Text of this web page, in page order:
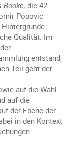
Booke, die 42
Popovic
Qualität. Im
entstand,
Teil geht der
auf die Wahl
auf die
der Ebene der
in den Kontext